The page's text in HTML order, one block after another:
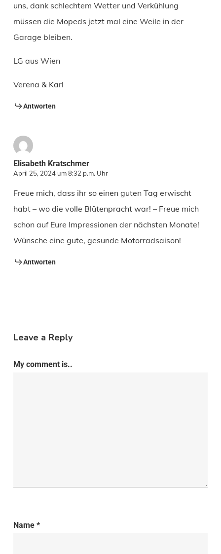
uns, dank schlechtem Wetter und Verkühlung
müssen die Mopeds jetzt mal eine Weile in der
Garage bleiben.
LG aus Wien
Verena & Karl
Antworten
Elisabeth Kratschmer
April 25, 2024 um 8:32 p.m. Uhr
Freue mich, dass ihr so einen guten Tag erwischt
habt – wo die volle Blütenpracht war! – Freue mich
schon auf Eure Impressionen der nächsten Monate!
Wünsche eine gute, gesunde Motorradsaison!
Antworten
Leave a Reply
My comment is..
Name *